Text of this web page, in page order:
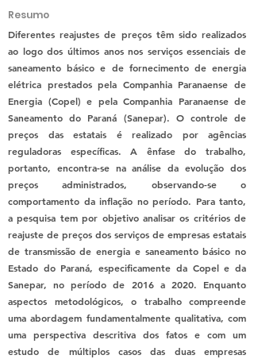
Resumo
Diferentes reajustes de preços têm sido realizados
ao logo dos últimos anos nos serviços essenciais de
saneamento básico e de fornecimento de energia
elétrica prestados pela Companhia Paranaense de
Energia (Copel) e pela Companhia Paranaense de
Saneamento do Paraná (Sanepar). O controle de
preços das estatais é realizado por agências
reguladoras específicas. A ênfase do trabalho,
portanto, encontra-se na análise da evolução dos
preços administrados, observando-se o
comportamento da inflação no período. Para tanto,
a pesquisa tem por objetivo analisar os critérios de
reajuste de preços dos serviços de empresas estatais
de transmissão de energia e saneamento básico no
Estado do Paraná, especificamente da Copel e da
Sanepar, no período de 2016 a 2020. Enquanto
aspectos metodológicos, o trabalho compreende
uma abordagem fundamentalmente qualitativa, com
uma perspectiva descritiva dos fatos e com um
estudo de múltiplos casos das duas empresas